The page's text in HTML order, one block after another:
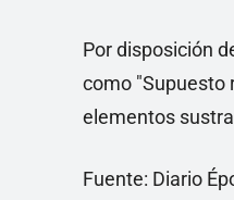
Por disposición
como "Supuesto
elementos
Fuente: Diario